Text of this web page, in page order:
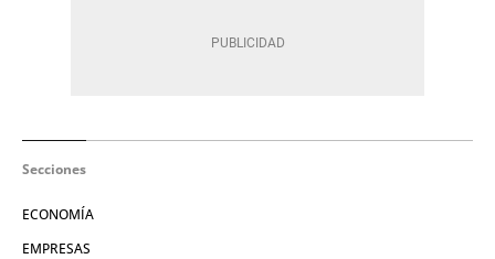
Secciones
ECONOMÍA
EMPRESAS